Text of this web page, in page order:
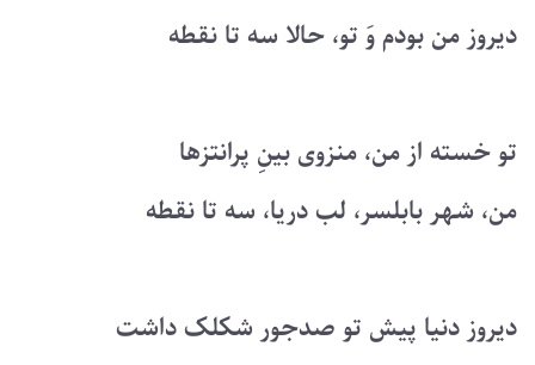
دیروز من بودم وَ تو، حالا سه تا نقطه
تو خسته از من، منزوی بینِ پرانتزها
من، شهر بابلسر، لب دریا، سه تا نقطه
دیروز دنیا پیش تو صدجور شکلک داشت